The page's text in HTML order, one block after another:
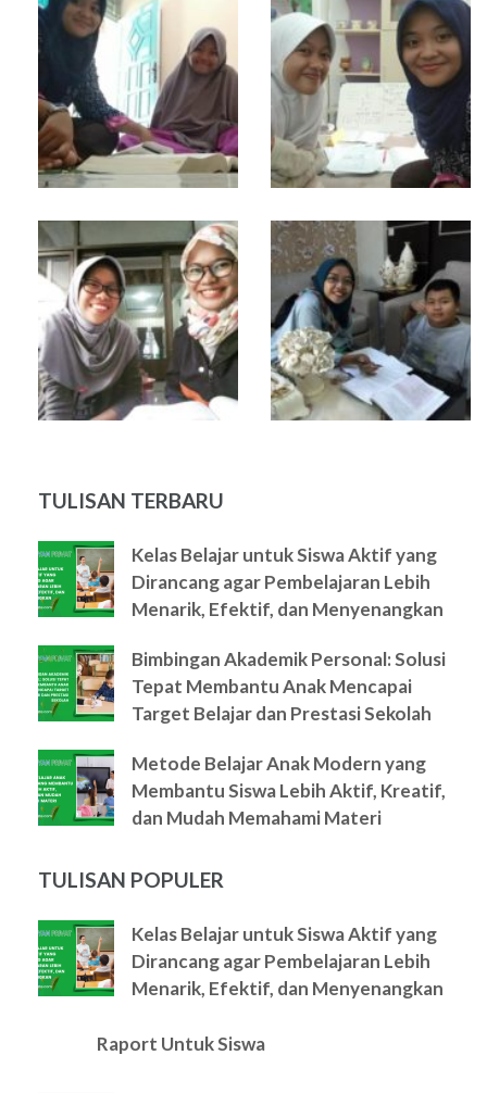
TULISAN TERBARU
Kelas Belajar untuk Siswa Aktif yang
Dirancang agar Pembelajaran Lebih
Menarik, Efektif, dan Menyenangkan
Bimbingan Akademik Personal: Solusi
Tepat Membantu Anak Mencapai
Target Belajar dan Prestasi Sekolah
Metode Belajar Anak Modern yang
Membantu Siswa Lebih Aktif, Kreatif,
dan Mudah Memahami Materi
TULISAN POPULER
Kelas Belajar untuk Siswa Aktif yang
Dirancang agar Pembelajaran Lebih
Menarik, Efektif, dan Menyenangkan
Raport Untuk Siswa